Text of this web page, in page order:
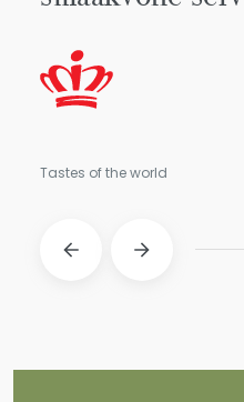
Tastes of the world